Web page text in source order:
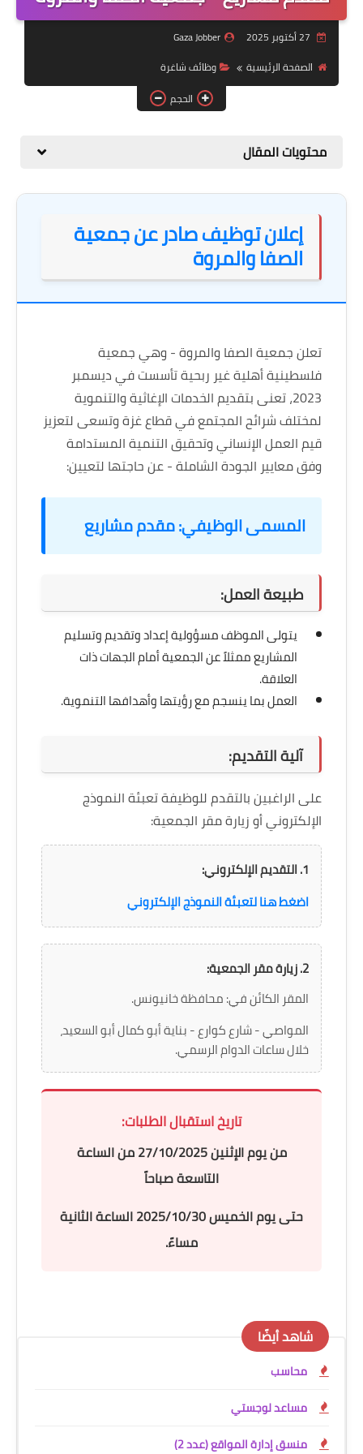
منوعات
نماذج سيرة ذاتيةGaza Jobber
الصفحة الرئيسية
وظائف شاغرة
الحجم
محتويات المقال
إعلان توظيف صادر عن جمعية
الصفا والمروة
تعلن جمعية الصفا والمروة - وهي جمعية
فلسطينية أهلية غير ربحية تأسست في ديسمبر
2023، تعنى بتقديم الخدمات الإغاثية والتنموية
لمختلف شرائح المجتمع في قطاع غزة وتسعى لتعزيز
قيم العمل الإنساني وتحقيق التنمية المستدامة
وفق معايير الجودة الشاملة - عن حاجتها لتعيين:
المسمى الوظيفي:مقدم مشاريع
طبيعة العمل:
يتولى الموظف مسؤولية إعداد وتقديم وتسليم
المشاريع ممثلاً عن الجمعية أمام الجهات ذات
العلاقة.
العمل بما ينسجم مع رؤيتها وأهدافها التنموية.
آلية التقديم:
على الراغبين بالتقدم للوظيفة تعبئة النموذج
الإلكتروني أو زيارة مقر الجمعية:
1. التقديم الإلكتروني:
اضغط هنا لتعبئة النموذج الإلكتروني
2. زيارة مقر الجمعية:
المقر الكائن في: محافظة خانيونس.
المواصي - شارع كوارع - بناية أبو كمال أبو السعيد،
خلال ساعات الدوام الرسمي.
تاريخ استقبال الطلبات:
من يومالإثنين 27/10/2025
من الساعة
التاسعة صباحاً
حتى يومالخميس 2025/10/30
الساعة الثانية
مساءً.
شاهد أيضًا
محاسب
مساعد لوجستي
منسق إدارة المواقع (عدد 2)